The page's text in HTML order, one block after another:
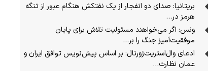
بریتانیا: صدای دو انفجار از یک نفتکش هنگام عبور از تنگه
هرمز در…
ونس: اگر می‌خواهند مسئولیت تلاش برای پایان
موفقیت‌آمیز جنگ را بر…
ادعای وال‌استریت‌ژورنال: بر اساس پیش‌نویس توافق ایران و
عمان نظارت…